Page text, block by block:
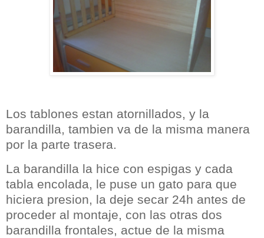
Los tablones estan atornillados, y la
barandilla, tambien va de la misma manera
por la parte trasera.
La barandilla la hice con espigas y cada
tabla encolada, le puse un gato para que
hiciera presion, la deje secar 24h antes de
proceder al montaje, con las otras dos
barandilla frontales, actue de la misma